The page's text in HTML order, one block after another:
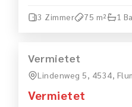
3 Zimmer 75 m² 1
MIETEN VERMIETET
Vermietet
Lindenweg 5, 4534,
Vermietet